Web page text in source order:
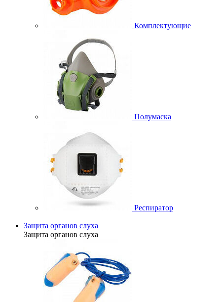
Комплектующие
Полумаска
Респиратор
Защита органов слуха
Защита органов слуха